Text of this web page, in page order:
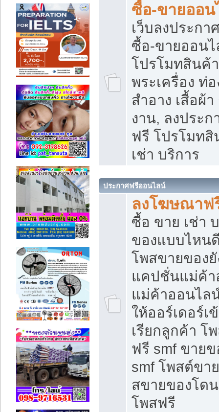
ซื้อ-ขายออน
เว็บลงประก
ซื้อ-ขายออน
โปรโมทสินค้
พระเครื่อง ท่อ
สำอาง เสื้อผ้
งาน, ลงประ
ฟรี โปรโมท
เช่า บริการ
ประกาศฟรีออนไลน์
ลงโฆษณาฟ
ซื้อ ขาย เช่า
ของแบบไหน
โพสขายของยั
แคปชั่นแม่ค้
แม่ค้าออนไล
ให้ออร์เดอร์เ
เรียกลูกค้า โ
ฟรี smf ขาย
smf โพสต์ขา
สขายของโด
โพสฟรี